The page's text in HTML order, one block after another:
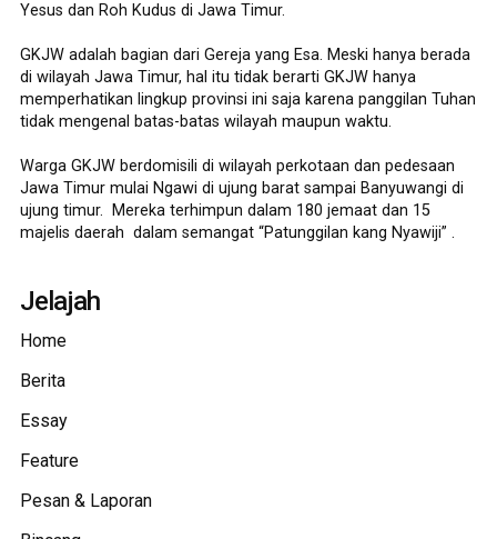
Yesus dan Roh Kudus di Jawa Timur.
GKJW adalah bagian dari Gereja yang Esa. Meski hanya berada
di wilayah Jawa Timur, hal itu tidak berarti GKJW hanya
memperhatikan lingkup provinsi ini saja karena panggilan Tuhan
tidak mengenal batas-batas wilayah maupun waktu.
Warga GKJW berdomisili di wilayah perkotaan dan pedesaan
Jawa Timur mulai Ngawi di ujung barat sampai Banyuwangi di
ujung timur. Mereka terhimpun dalam 180 jemaat dan 15
majelis daerah dalam semangat “Patunggilan kang Nyawiji” .
Jelajah
Home
Berita
Essay
Feature
Pesan & Laporan